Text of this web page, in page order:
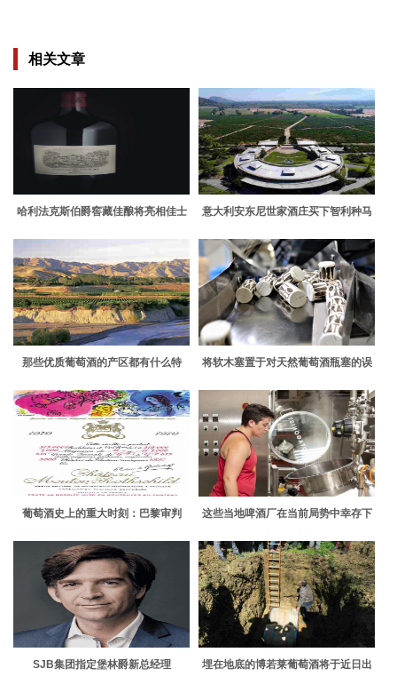
相关文章
哈利法克斯伯爵窖藏佳酿将亮相佳士
意大利安东尼世家酒庄买下智利种马
那些优质葡萄酒的产区都有什么特
将软木塞置于对天然葡萄酒瓶塞的误
葡萄酒史上的重大时刻：巴黎审判
这些当地啤酒厂在当前局势中幸存下
SJB集团指定堡林爵新总经理
埋在地底的博若莱葡萄酒将于近日出